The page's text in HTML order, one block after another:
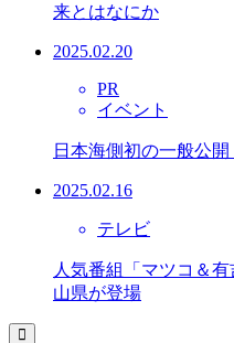
来とはなにか
2025.02.20
PR
イベント
日本海側初の一般公
2025.02.16
テレビ
人気番組「マツコ＆
山県が登場